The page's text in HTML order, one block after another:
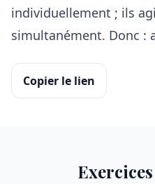
individuellement ; ils
simultanément. Donc :
Copier le lien